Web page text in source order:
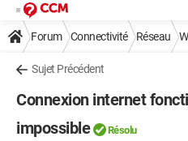
Forum Connectivité Réseau
Sujet Précédent
Connexion internet
impossible
Résolu